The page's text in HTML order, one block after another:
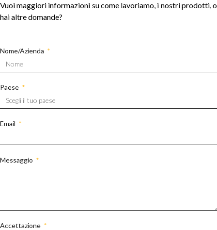
Vuoi maggiori informazioni su come lavoriamo, i nostri prodotti, o
hai altre domande?
Nome/Azienda
Paese
Email
Messaggio
Accettazione